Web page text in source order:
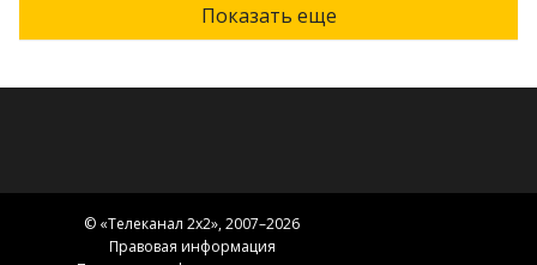
Показать еще
© «Телеканал 2x2», 2007–2026
Правовая информация